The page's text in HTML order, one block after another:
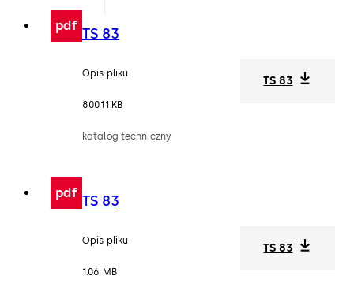
pdf TS 83
Opis pliku
800.11 KB
katalog techniczny
TS 83
pdf TS 83
Opis pliku
1.06 MB
TS 83